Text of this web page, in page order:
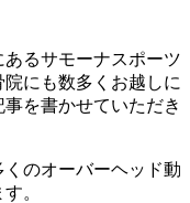
るサモーナスポーツ
にも数多くお越しに
を書かせていただき
のオーバーヘッド動
。